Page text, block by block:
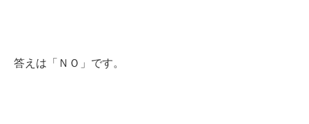
答えは「ＮＯ」です。